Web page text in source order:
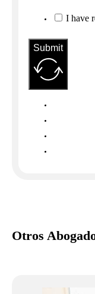
I have
Submit
Otros